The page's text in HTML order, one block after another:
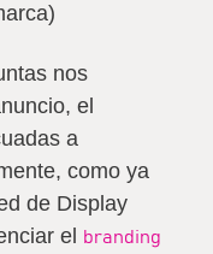
nos
el
a
como ya
de Display
el branding